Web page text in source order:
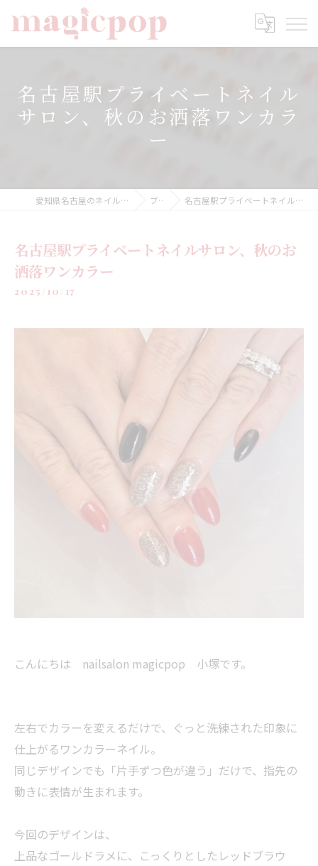
名古屋駅プライベートネイル
サロン、秋のお洒落ワンカラ
ー
愛知県名古屋のネイルならnailsalon magicpop ブログ 名古屋駅プライベートネイルサロン、秋のお洒落ワンカラー
名古屋駅プライベートネイルサロン、秋のお
洒落ワンカラー
2025/10/17
こんにちは nailsalon magicpop 小塚です。
左右でカラーを変えるだけで、ぐっと洗練された印象に
仕上がるワンカラーネイル。
同じデザインでも「片手ずつ色が違う」だけで、指先の
動きに表情が生まれます。
今回のデザインは、
上品なゴールドラメに、こっくりとしたレッドブラウ